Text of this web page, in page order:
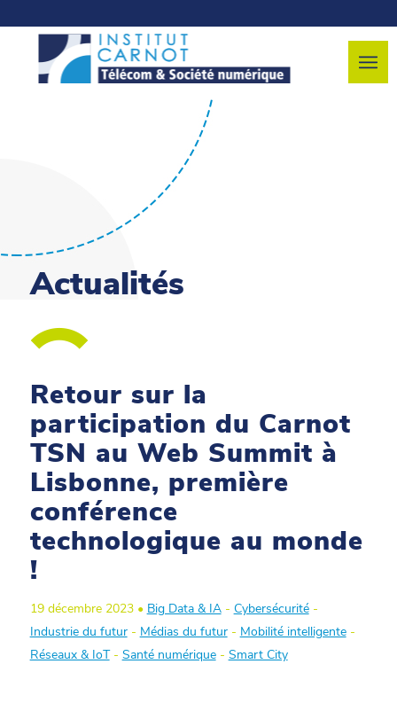
Actualités
Retour sur la
participation du Carnot
TSN au Web Summit à
Lisbonne, première
conférence
technologique au monde
!
19 décembre 2023 • Big Data & IA- Cybersécurité-
Industrie du futur- Médias du futur- Mobilité intelligente-
Réseaux & IoT- Santé numérique- Smart City